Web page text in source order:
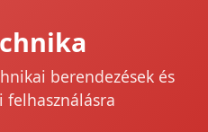
berendezések és
felhasználásra